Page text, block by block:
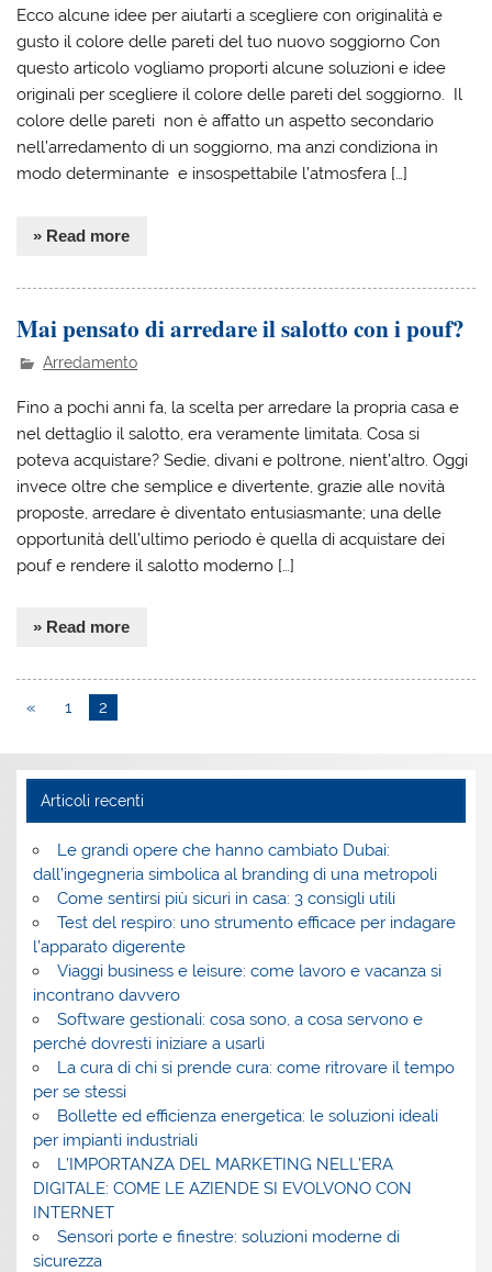
Ecco alcune idee per aiutarti a scegliere con originalità e
gusto il colore delle pareti del tuo nuovo soggiorno Con
questo articolo vogliamo proporti alcune soluzioni e idee
originali per scegliere il colore delle pareti del soggiorno. Il
colore delle pareti non è affatto un aspetto secondario
nell’arredamento di un soggiorno, ma anzi condiziona in
modo determinante e insospettabile l’atmosfera […]
» Read more
Mai pensato di arredare il salotto con i pouf?
Arredamento
Fino a pochi anni fa, la scelta per arredare la propria casa e
nel dettaglio il salotto, era veramente limitata. Cosa si
poteva acquistare? Sedie, divani e poltrone, nient’altro. Oggi
invece oltre che semplice e divertente, grazie alle novità
proposte, arredare è diventato entusiasmante; una delle
opportunità dell’ultimo periodo è quella di acquistare dei
pouf e rendere il salotto moderno […]
» Read more
« 1 2
Articoli recenti
Le grandi opere che hanno cambiato Dubai:
dall’ingegneria simbolica al branding di una metropoli
Come sentirsi più sicuri in casa: 3 consigli utili
Test del respiro: uno strumento efficace per indagare
l’apparato digerente
Viaggi business e leisure: come lavoro e vacanza si
incontrano davvero
Software gestionali: cosa sono, a cosa servono e
perché dovresti iniziare a usarli
La cura di chi si prende cura: come ritrovare il tempo
per se stessi
Bollette ed efficienza energetica: le soluzioni ideali
per impianti industriali
L’IMPORTANZA DEL MARKETING NELL’ERA
DIGITALE: COME LE AZIENDE SI EVOLVONO CON
INTERNET
Sensori porte e finestre: soluzioni moderne di
sicurezza